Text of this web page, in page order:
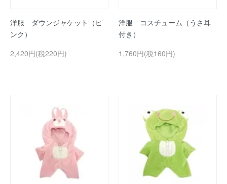
洋服 ダウンジャケット（ピ
ンク）
2,420円(税220円)
洋服 コスチューム（うさ耳
付き）
1,760円(税160円)